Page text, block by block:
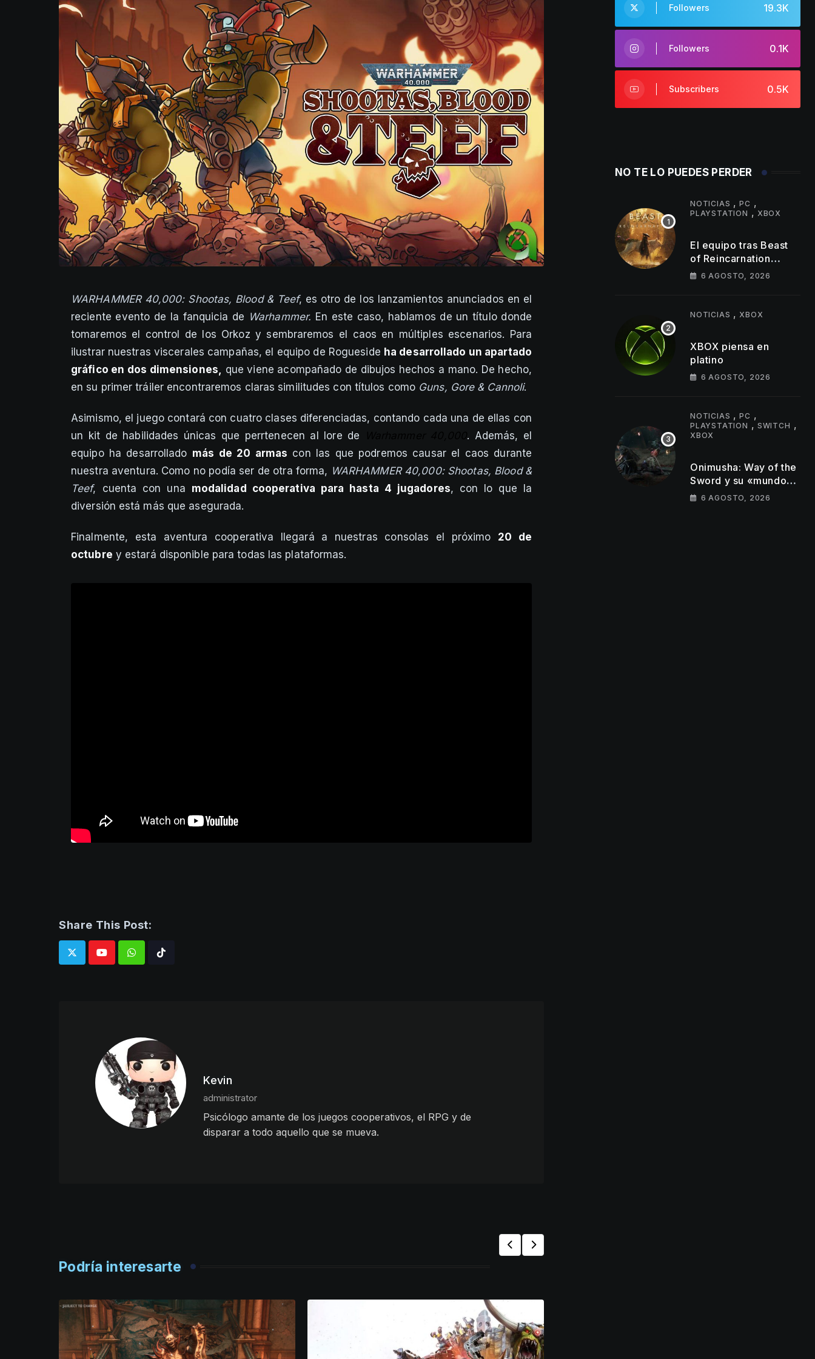
WARHAMMER 40,000: Shootas, Blood & Teef, es otro de los lanzamientos anunciados en el
reciente evento de la fanquicia de Warhammer. En este caso, hablamos de un título donde
tomaremos el control de los Orkoz y sembraremos el caos en múltiples escenarios. Para
ilustrar nuestras viscerales campañas, el equipo de Rogueside ha desarrollado un apartado
gráfico en dos dimensiones, que viene acompañado de dibujos hechos a mano. De hecho,
en su primer tráiler encontraremos claras similitudes con títulos como Guns, Gore & Cannoli.
Asimismo, el juego contará con cuatro clases diferenciadas, contando cada una de ellas con
un kit de habilidades únicas que perrtenecen al lore de
. Además, el
equipo ha desarrollado más de 20 armas con las que podremos causar el caos durante
nuestra aventura. Como no podía ser de otra forma, WARHAMMER 40,000: Shootas, Blood &
Teef, cuenta con una modalidad cooperativa para hasta 4 jugadores, con lo que la
diversión está más que asegurada.
Finalmente, esta aventura cooperativa llegará a nuestras consolas el próximo 20 de
octubre y estará disponible para todas las plataformas.
Share This Post:
WhatsappTiktok
Kevin
administrator
Psicólogo amante de los juegos cooperativos, el RPG y de
disparar a todo aquello que se mueva.
Podría interesarte
19.3K
Followers
0.1K
Followers
0.5K
Subscribers
NO TE LO PUEDES PERDER
NOTICIAS ,PC ,
PLAYSTATION , XBOX
El equipo tras Beast
of Reincarnation
anuncia mejoras en su
llegarán
6 AGOSTO, 2026
NOTICIAS , XBOX
XBOX piensa en
platino
6 AGOSTO, 2026
NOTICIAS ,PC ,
PLAYSTATION , SWITCH ,
XBOX
Onimusha: Way of the
Sword y su «mundo
semiabierto»
6 AGOSTO, 2026